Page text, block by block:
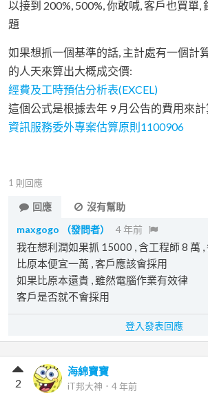
以接到 200%, 500%, 你敢喊, 客戶也買單,
題
如果想抓一個基準的話, 主計處有一個計
的人天來算出大概成交價:
經費及工時預估分析表(EXCEL)
這個公式是根據去年 9 月公告的費用來計
資訊服務委外專案估算原則1100906
1 則回應
回應
沒有幫助
maxgogo
（發問者） 4 年前
我在想利潤如果抓 15000 , 含工程師 8 萬
比原本便宜一萬 , 客戶應該會採用
如果比原本還貴 , 雖然電腦作業有效律
客戶是否就不會採用
登入發表回應
海綿寶寶
iT邦大神 ． 4 年前
2